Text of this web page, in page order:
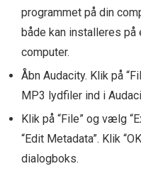
programmet på din
både kan installeres på
computer.
Åbn Audacity. Klik på
MP3 lydfiler ind i
Klik på “File” og vælg
“Edit Metadata”. Klik
dialogboks.